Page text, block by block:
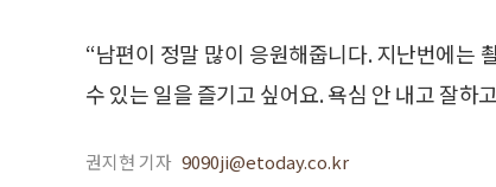
“남편이 정말 많이 응원해줍니다. 지난번에는
수 있는 일을 즐기고 싶어요. 욕심 안 내고 잘하
권지현 기자 9090ji@etoday.co.kr